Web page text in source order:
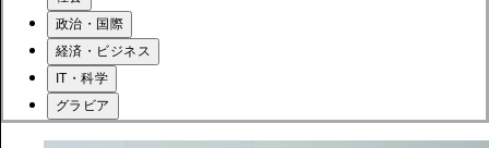
政治・国際
経済・ビジネス
IT・科学
グラビア